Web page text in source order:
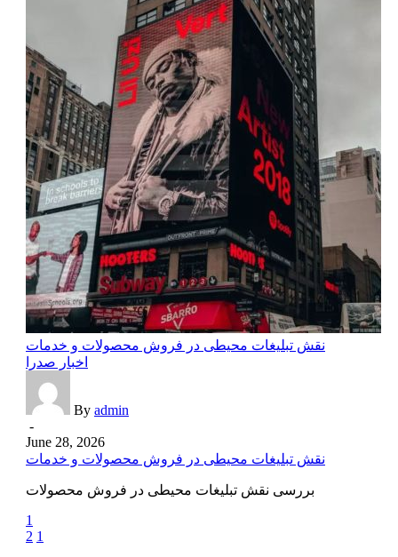
نقش تبلیغات محیطی در فروش محصولات و خدمات
اخبار صدرا
By admin
-
June 28, 2026
نقش تبلیغات محیطی در فروش محصولات و خدمات
بررسی نقش تبلیغات محیطی در فروش محصولات
1
2 1